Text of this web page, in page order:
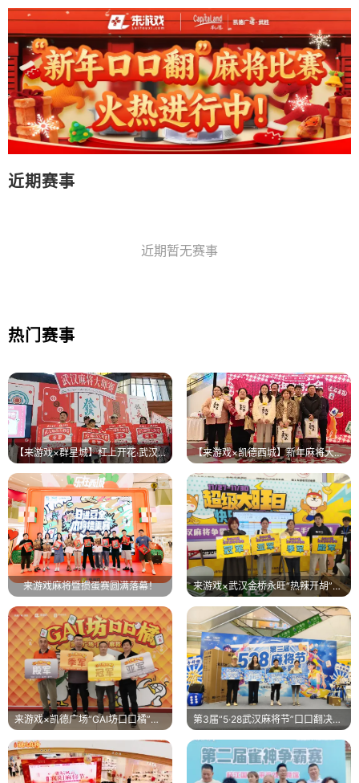
近期赛事
近期暂无赛事
热门赛事
【来游戏×群星城】杠上开花·武汉麻将大师赛暨第四届528麻将节，圆满结束！ 【来游戏×凯德西城】新年麻将大会圆满落幕！
来游戏麻将暨掼蛋赛圆满落幕！ 来游戏×武汉金桥永旺“热辣开胡”麻将比赛圆满结束！
来游戏×凯德广场“GAI坊口口橘”国庆麻将大赛圆满落幕！ 第3届“5·28武汉麻将节”口口翻决赛圆满落幕！